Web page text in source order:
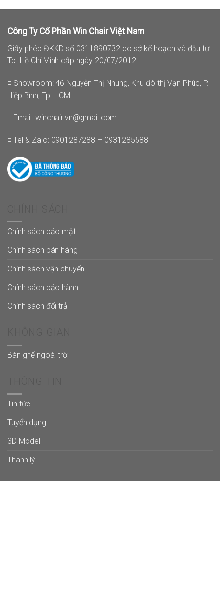
Công Ty Cổ Phần Win Chair Việt Nam
Giấy phép ĐKKD số 0311890732 do sở kế hoạch và đầu tư
Tp. Hồ Chí Minh cấp ngày 20/07/2012
◽ Showroom: 46 Nguyễn Thị Nhung, Khu đô thị Vạn Phúc, P.
Hiệp Bình, Tp. HCM
◽ Email: winchair.vn@gmail.com
◽ Tel & Zalo: 0901287288 – 0931285588
Chính sách bảo mật
Chính sách bán hàng
Chính sách vận chuyển
Chính sách bảo hành
Chính sách đổi trả
Bàn ghế ngoài trời
Tin tức
Tuyển dụng
3D Model
Thanh lý